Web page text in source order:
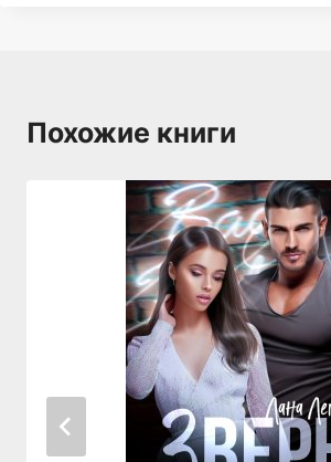
Похожие книги